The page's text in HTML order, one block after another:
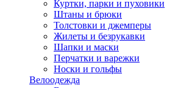
Куртки, парки и пуховики
Штаны и брюки
Толстовки и джемперы
Жилеты и безрукавки
Шапки и маски
Перчатки и варежки
Носки и гольфы
Велоодежда